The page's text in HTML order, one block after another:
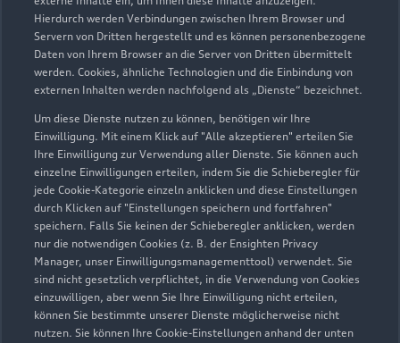
Hierdurch werden Verbindungen zwischen Ihrem Browser und
Servern von Dritten hergestellt und es können personenbezogene
Daten von Ihrem Browser an die Server von Dritten übermittelt
werden. Cookies, ähnliche Technologien und die Einbindung von
externen Inhalten werden nachfolgend als „Dienste“ bezeichnet.
Um diese Dienste nutzen zu können, benötigen wir Ihre
Einwilligung. Mit einem Klick auf "Alle akzeptieren" erteilen Sie
Ihre Einwilligung zur Verwendung aller Dienste. Sie können auch
einzelne Einwilligungen erteilen, indem Sie die Schieberegler für
jede Cookie-Kategorie einzeln anklicken und diese Einstellungen
durch Klicken auf "Einstellungen speichern und fortfahren"
speichern. Falls Sie keinen der Schieberegler anklicken, werden
nur die notwendigen Cookies (z. B. der Ensighten Privacy
Manager, unser Einwilligungsmanagementtool) verwendet. Sie
sind nicht gesetzlich verpflichtet, in die Verwendung von Cookies
einzuwilligen, aber wenn Sie Ihre Einwilligung nicht erteilen,
können Sie bestimmte unserer Dienste möglicherweise nicht
nutzen. Sie können Ihre Cookie-Einstellungen anhand der unten
Niederrheinische Straße 96
35274 Kirchhain
06422 92850
verkauf@autohaus-schwalm.de
Kontaktdaten herunterladen
Öffnungszeiten